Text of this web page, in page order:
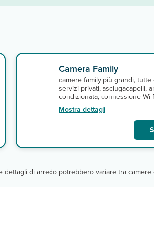
Camera Family
camere family più grandi, tutte
servizi privati, asciugacapelli,
condizionata, connessione Wi-
minifrigo e balcone. A
minibar.
Mostra dettagli
di arredo potrebbero variare tra camere